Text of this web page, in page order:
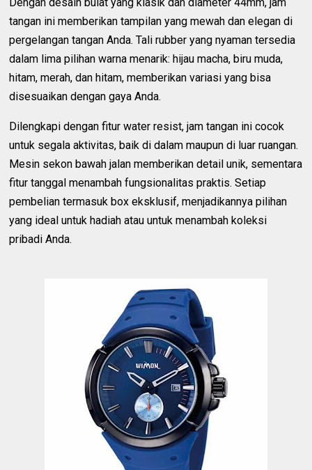
tangan ini memberikan tampilan yang mewah dan elegan di
pergelangan tangan Anda. Tali rubber yang nyaman tersedia
dalam lima pilihan warna menarik: hijau macha, biru muda,
hitam, merah, dan hitam, memberikan variasi yang bisa
disesuaikan dengan gaya Anda.
Dilengkapi dengan fitur water resist, jam tangan ini cocok
untuk segala aktivitas, baik di dalam maupun di luar ruangan.
Mesin sekon bawah jalan memberikan detail unik, sementara
fitur tanggal menambah fungsionalitas praktis. Setiap
pembelian termasuk box eksklusif, menjadikannya pilihan
yang ideal untuk hadiah atau untuk menambah koleksi
pribadi Anda.